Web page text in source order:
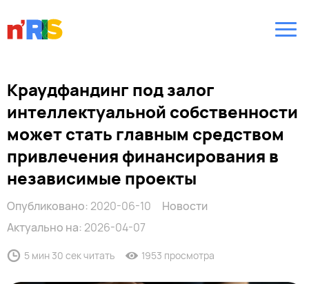
Краудфандинг под залог
интеллектуальной собственности
может стать главным средством
привлечения финансирования в
независимые проекты
Опубликовано: 2020-06-10
Актуально на: 2026-04-07
Новости
5 мин 30 сек читать 1953 просмотра